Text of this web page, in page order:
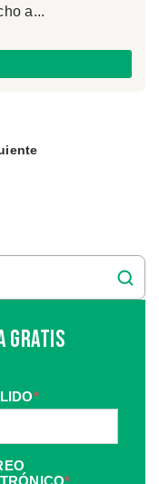
a...
Gratis
*
*